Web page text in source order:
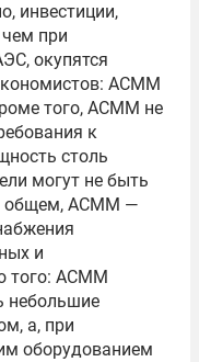
инвестиции,
при
окупятся
АСММ
того, АСММ не
к
столь
могут не быть
общем, АСММ —
и
того: АСММ
небольшие
а, при
оборудованием